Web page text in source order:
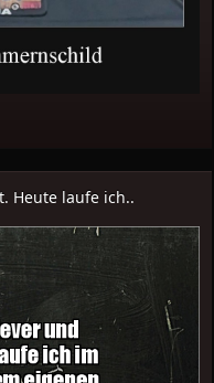
Heute laufe ich..